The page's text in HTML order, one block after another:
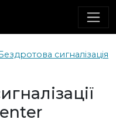
сигналізація